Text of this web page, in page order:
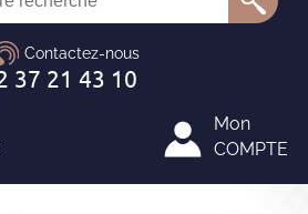
Mon
COMPTE